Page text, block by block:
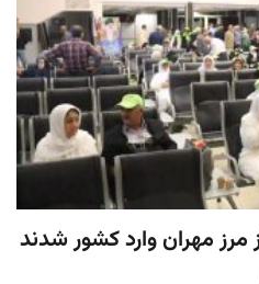
مرز مهران وارد کشور شدند